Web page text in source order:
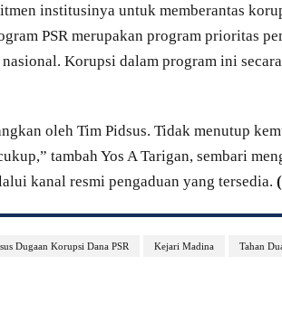
institusinya untuk memberantas
PSR merupakan program prioritas
Korupsi dalam program ini
oleh Tim Pidsus. Tidak menutup
tambah Yos A Tarigan, sembari
kanal resmi pengaduan yang tersedia.
Dugaan Korupsi Dana PSR Kejari Madina Tahan